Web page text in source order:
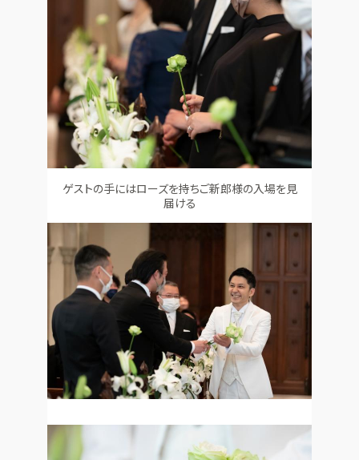
ゲストの手にはローズを持ちご新郎様の入場を見
届ける